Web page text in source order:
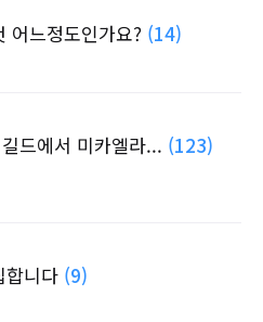
어느정도인가요? (14)
드에서 미카엘라... (123)
합니다 (9)